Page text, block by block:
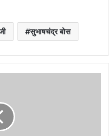
सुभाषचंद्र बोस